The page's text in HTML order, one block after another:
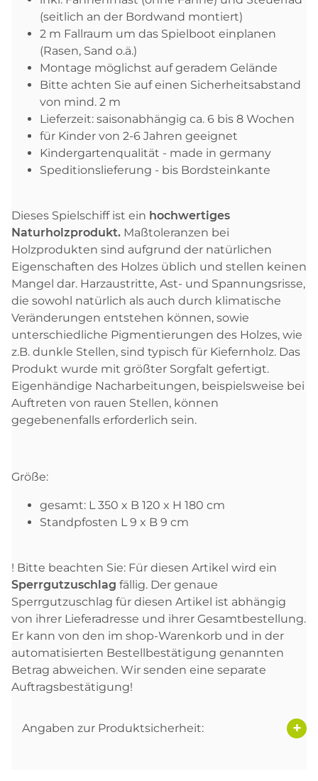
(seitlich an der Bordwand montiert)
2 m Fallraum um das Spielboot einplanen
(Rasen, Sand o.ä.)
Montage möglichst auf geradem Gelände
Bitte achten Sie auf einen Sicherheitsabstand
von mind. 2 m
Lieferzeit: saisonabhängig ca. 6 bis 8 Wochen
für Kinder von 2-6 Jahren geeignet
Kindergartenqualität - made in germany
Speditionslieferung - bis Bordsteinkante
Dieses Spielschiff ist ein hochwertiges
Naturholzprodukt. Maßtoleranzen bei
Holzprodukten sind aufgrund der natürlichen
Eigenschaften des Holzes üblich und stellen keinen
Mangel dar. Harzaustritte, Ast- und Spannungsrisse,
die sowohl natürlich als auch durch klimatische
Veränderungen entstehen können, sowie
unterschiedliche Pigmentierungen des Holzes, wie
z.B. dunkle Stellen, sind typisch für Kiefernholz. Das
Produkt wurde mit größter Sorgfalt gefertigt.
Eigenhändige Nacharbeitungen, beispielsweise bei
Auftreten von rauen Stellen, können
gegebenenfalls erforderlich sein.
Größe:
gesamt: L 350 x B 120 x H 180 cm
Standpfosten L 9 x B 9 cm
! Bitte beachten Sie: Für diesen Artikel wird ein
Sperrgutzuschlag fällig. Der genaue
Sperrgutzuschlag für diesen Artikel ist abhängig
von ihrer Lieferadresse und ihrer Gesamtbestellung.
Er kann von den im shop-Warenkorb und in der
automatisierten Bestellbestätigung genannten
Betrag abweichen. Wir senden eine separate
Auftragsbestätigung!
Angaben zur Produktsicherheit: